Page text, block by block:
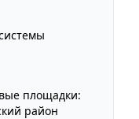
площадки:
район